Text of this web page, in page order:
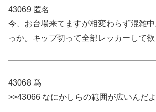
43069 匿名
今、お台場来てますが相変わらず混雑
っか。キップ切って全部レッカーして
43068 爲
>>43066 なにかしらの範囲が広いんだよ